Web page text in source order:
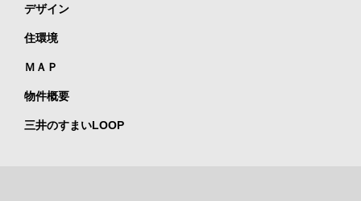
デザイン
住環境
ＭＡＰ
物件概要
三井のすまいLOOP